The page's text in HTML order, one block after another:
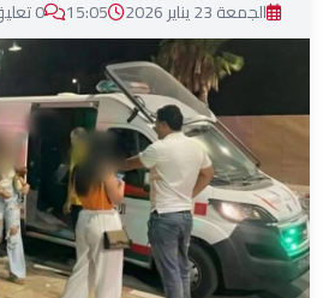
الجمعة 23 يناير 2026 15:05 0 تعليق